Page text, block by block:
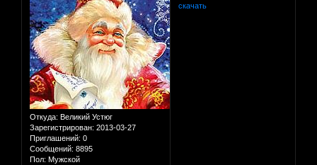
Откуда: Великий Устюг
Зарегистрирован: 2013-03-27
Приглашений: 0
Сообщений: 8895
Пол: Мужской
скачать